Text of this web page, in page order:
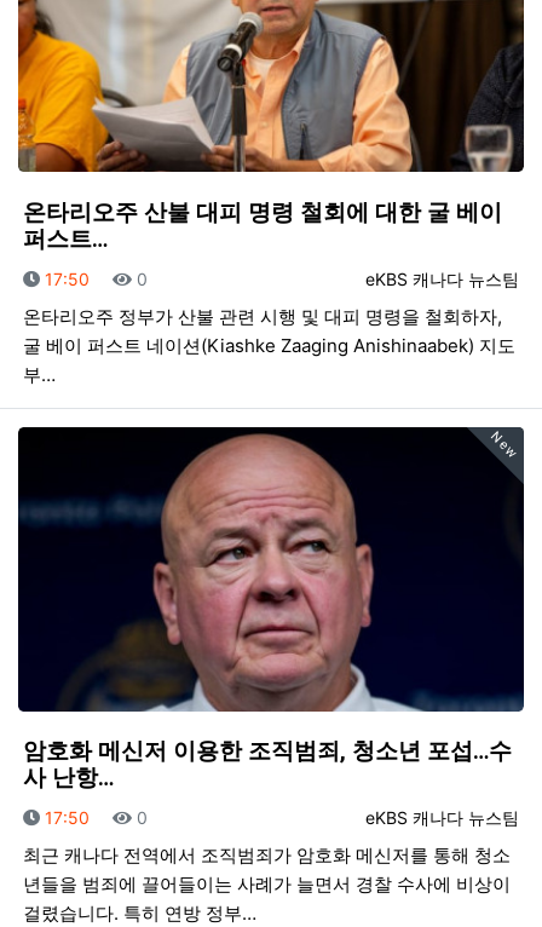
온타리오주 산불 대피 명령 철회에 대한 굴 베이
퍼스트…
등록자
eKBS 캐나다 뉴스팀
등록일
17:50 조회
0
온타리오주 정부가 산불 관련 시행 및 대피 명령을 철회하자,
굴 베이 퍼스트 네이션(Kiashke Zaaging Anishinaabek) 지도
부…
New
암호화 메신저 이용한 조직범죄, 청소년 포섭…수
사 난항…
등록자
eKBS 캐나다 뉴스팀
등록일
17:50 조회
0
최근 캐나다 전역에서 조직범죄가 암호화 메신저를 통해 청소
년들을 범죄에 끌어들이는 사례가 늘면서 경찰 수사에 비상이
걸렸습니다. 특히 연방 정부…